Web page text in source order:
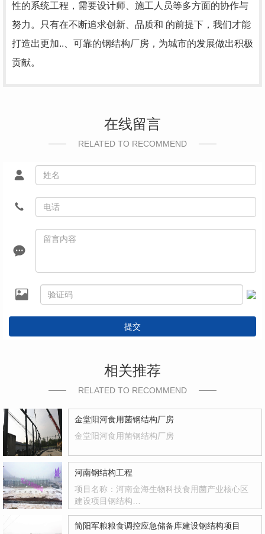
性的系统工程，需要设计师、施工人员等多方面的协作与
努力。只有在不断追求创新、品质和 的前提下，我们才能
打造出更加..、可靠的钢结构厂房，为城市的发展做出积极
贡献。
在线留言
RELATED TO RECOMMEND
提交
相关推荐
RELATED TO RECOMMEND
金堂阳河食用菌钢结构厂房
金堂阳河食用菌钢结构厂房
河南钢结构工程
项目名称：河南金海生物科技食用菌产业核心区
建设项目钢结构…
简阳军粮粮食调控应急储备库建设钢结构项目